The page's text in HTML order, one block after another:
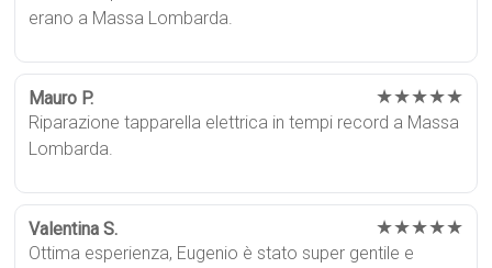
erano a Massa Lombarda.
Mauro P. ★★★★★
Riparazione tapparella elettrica in tempi record a Massa
Lombarda.
Valentina S. ★★★★★
Ottima esperienza, Eugenio è stato super gentile e